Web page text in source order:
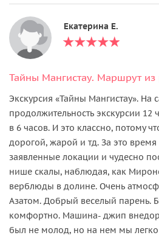
Екатерина Е.
Экскурсия «Тайны Мангистау». На
продолжительность экскурсии
в 6 часов. И это классно, потому
дорогой, жарой и тд. За это время
заявленные локации и чудесно
нише скалы, наблюдая, как
верблюды в долине. Очень
Азатом. Добрый веселый парень.
комфортно. Машина- джип
был не молод, но на нем мы